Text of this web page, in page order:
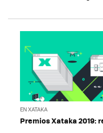
EN XATAKA
Premios Xataka 2019: